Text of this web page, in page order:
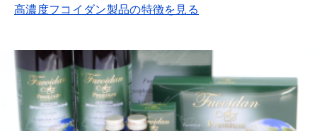
高濃度フコイダン製品の特徴を見る